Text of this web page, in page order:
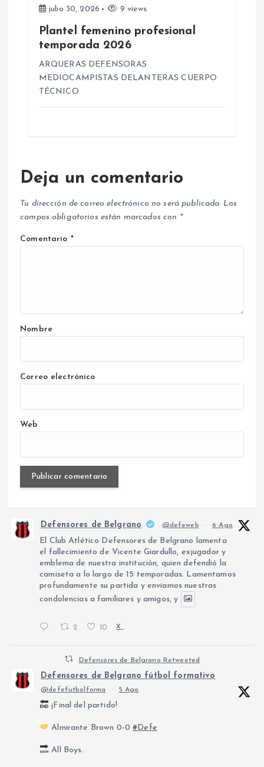
julio 30, 2026 9 views
Plantel femenino profesional
temporada 2026
ARQUERAS DEFENSORAS
MEDIOCAMPISTAS DELANTERAS CUERPO
TÉCNICO
Deja un comentario
Tu dirección de correo electrónico no será publicada. Los
campos obligatorios están marcados con *
Comentario *
Nombre
Correo electrónico
Web
Defensores de Belgrano @defeweb · 6 Ago
El Club Atlético Defensores de Belgrano lamenta
el fallecimiento de Vicente Giardullo, exjugador y
emblema de nuestra institución, quien defendió la
camiseta a lo largo de 15 temporadas. Lamentamos
profundamente su partida y enviamos nuestras
condolencias a familiares y amigos, y
2 10 X
Defensores de Belgrano Retweeted
Defensores de Belgrano fútbol formativo
@defefutbolforma · 5 Ago
¡Final del partido!
Almirante Brown 0-0#Defe
All Boys.